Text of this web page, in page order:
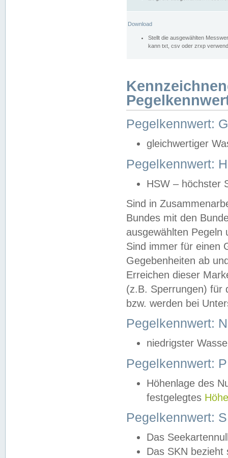
Download
Stellt die ausgewählten
kann txt, csv oder zrxp
Pegelkennwert:
gleichwertiger
Pegelkennwert:
HSW – höchster
Sind in
Bundes mit den
ausgewählten
Sind immer für einen
Gegebenheiten ab
Erreichen dieser
(z.B. Sperrungen) für
bzw. werden bei
Pegelkennwert:
niedrigster
Pegelkennwert:
Höhenlage des
festgelegtes
Pegelkennwert:
Das
Das SKN